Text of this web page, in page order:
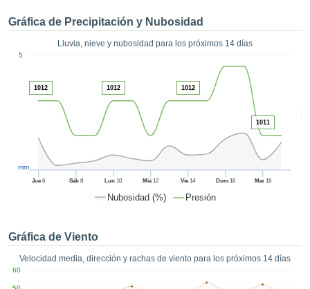
nuestra
el botón
de todas
nuestros
así como
un perfil
para
CONTINUAR
CONFIGURACIÓN
Gráfica de Precipitación y Nubosidad
Lluvia, nieve y nubosidad para los próximos 14 días
Nubosidad (%) Presión
50
Jue 6 Sáb8 Lun 10 Mié 12 Vie 14 Dom16 Mar18
5
mm
1012 1012 1012
1011
Gráfica de Viento
Velocidad media, dirección y rachas de viento para los próximos 14 días
60